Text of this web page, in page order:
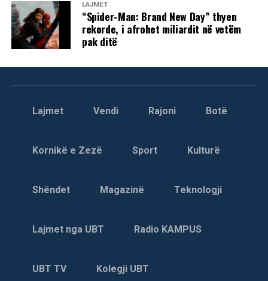
LAJMET
“Spider-Man: Brand New Day” thyen
rekorde, i afrohet miliardit në vetëm
pak ditë
Lajmet Vendi Rajoni Botë
Kornikë e Zezë Sport Kulturë
Shëndet Magazinë Teknologji
Lajmet nga UBT Radio KAMPUS
UBT TV Kolegji UBT